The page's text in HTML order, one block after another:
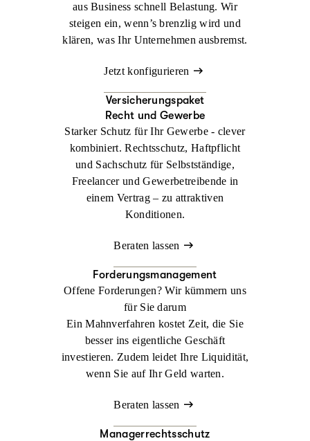
aus Business schnell Belastung. Wir
steigen ein, wenn’s brenzlig wird und
klären, was Ihr Unternehmen ausbremst.
Jetzt konfigurieren
Versicherungspaket
Recht und Gewerbe
Starker Schutz für Ihr Gewerbe - clever
kombiniert. Rechtsschutz, Haftpflicht
und Sachschutz für Selbstständige,
Freelancer und Gewerbetreibende in
einem Vertrag – zu attraktiven
Konditionen.
Beraten lassen
Forderungsmanagement
Offene Forderungen? Wir kümmern uns
für Sie darum
Ein Mahnverfahren kostet Zeit, die Sie
besser ins eigentliche Geschäft
investieren. Zudem leidet Ihre Liquidität,
wenn Sie auf Ihr Geld warten.
Beraten lassen
Managerrechtsschutz